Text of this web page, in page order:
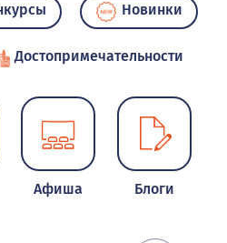
Новинки
Достопримечательности
Афиша Блоги